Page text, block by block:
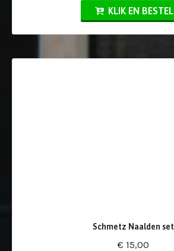
KLIK EN BESTEL
Schmetz Naalden set
€ 15,00